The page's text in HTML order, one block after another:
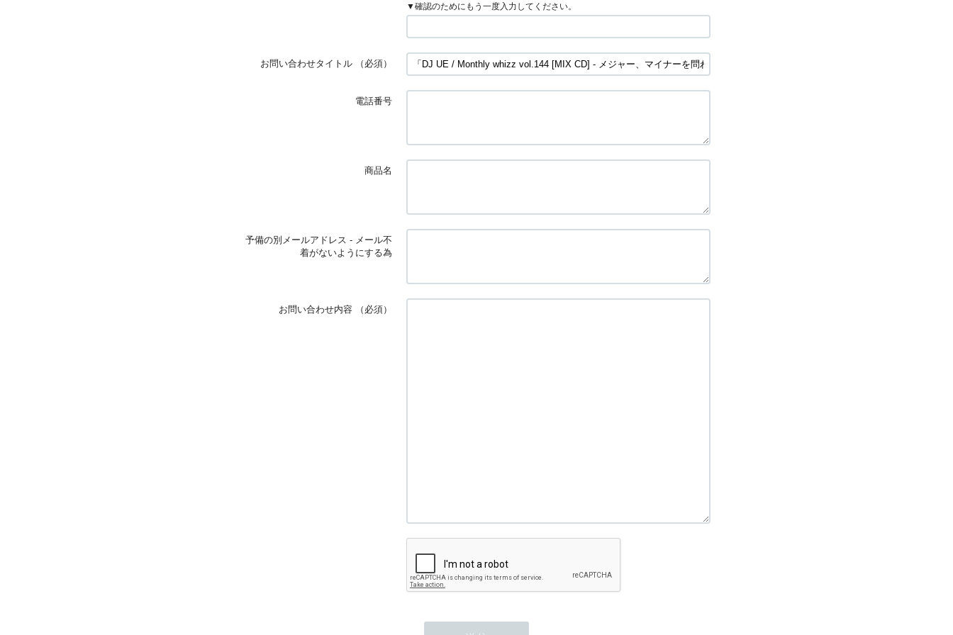
▼確認のためにもう一度入力してください。
お問い合わせタイトル （必須）
電話番号
商品名
予備の別メールアドレス - メール不
着がないようにする為
お問い合わせ内容 （必須）